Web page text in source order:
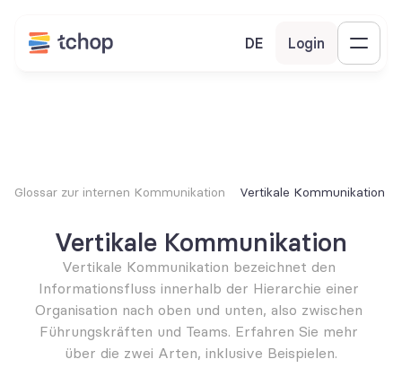
DE Login
Glossar zur internen Kommunikation Vertikale Kommunikation
Vertikale Kommunikation
Vertikale Kommunikation bezeichnet den
Informationsfluss innerhalb der Hierarchie einer
Organisation nach oben und unten, also zwischen
Führungskräften und Teams. Erfahren Sie mehr
über die zwei Arten, inklusive Beispielen.